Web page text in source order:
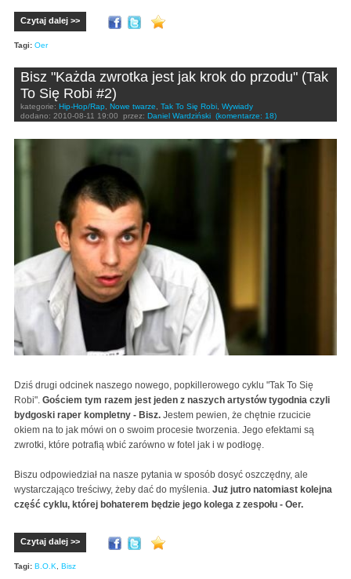
Czytaj dalej >>
Tagi: Oer
Bisz "Każda zwrotka jest jak krok do przodu" (Tak
To Się Robi #2)
kategorie: Hip-Hop/Rap Nowe twarze Tak To Się Robi Wywiady
dodano: 2010-08-11 19:00 przez: Daniel Wardziński (komentarze: 18)
Dziś drugi odcinek naszego nowego, popkillerowego cyklu "Tak To Się
Robi". Gościem tym razem jest jeden z naszych artystów tygodnia czyli
bydgoski raper kompletny - Bisz. Jestem pewien, że chętnie rzucicie
okiem na to jak mówi on o swoim procesie tworzenia. Jego efektami są
zwrotki, które potrafią wbić zarówno w fotel jak i w podłogę.
Biszu odpowiedział na nasze pytania w sposób dosyć oszczędny, ale
wystarczająco treściwy, żeby dać do myślenia. Już jutro natomiast kolejna
część cyklu, której bohaterem będzie jego kolega z zespołu - Oer.
Czytaj dalej >>
Tagi: B.O.K Bisz